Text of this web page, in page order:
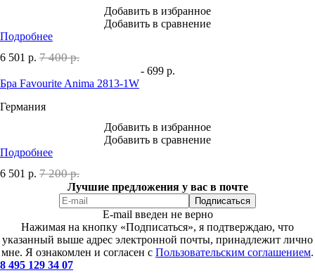
Добавить в избранное
Добавить в сравнение
Подробнее
6 501 р. 7 400 р.
- 699 р.
Бра Favourite Anima 2813-1W
Германия
Добавить в избранное
Добавить в сравнение
Подробнее
6 501 р. 7 200 р.
Лучшие предложения у вас в почте
E-mail введен не верно
Нажимая на кнопку «Подписаться», я подтверждаю, что
указанный выше адрес электронной почты, принадлежит лично
мне. Я ознакомлен и согласен с Пользовательским соглашением.
8 495 129 34 07